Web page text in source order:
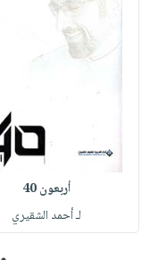
أربعون 40
لـ أحمد الشقيري